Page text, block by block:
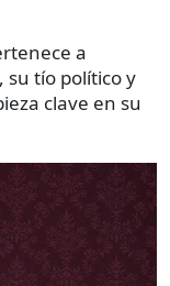
a
, su tío político y
clave en su